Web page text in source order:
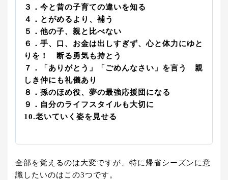
３．今と昔の子育ての違いを知る
４．とがめるより、補う
５．他の子、親と比べない
６．手、口、お金は出しすぎず、心と体力にゆと
りを！ 断る勇気も持とう
７．「ありがとう」「ごめんなさい」を言う 親
しき仲にも礼儀あり
８．孫のほめ役、夢の最強応援団になる
９．自分のライフスタイルも大切に
10.老いていく姿を見せる
全部を覚えるのは大変ですが、特に帰省シーズンに意
識したいのはこの3つです。